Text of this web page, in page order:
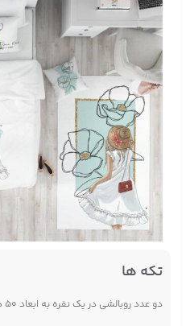
تکه ها
دو عدد روبالشی در یک نفره به ابعاد ۵۰ در ۷۰